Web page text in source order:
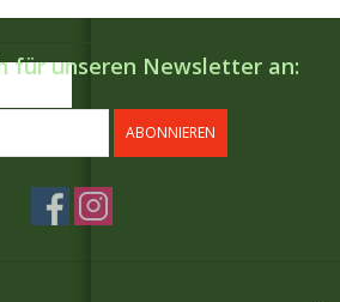
für unseren Newsletter an:
ABONNIEREN